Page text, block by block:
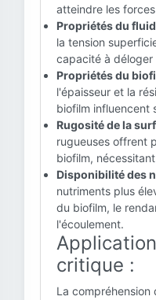
atteindre les
Propriétés du
la tension
capacité à déloger
Propriétés du
l'épaisseur et la
biofilm influencent
Rugosité de la
rugueuses offrent
biofilm,
Disponibilité des
nutriments plus
du biofilm, le
l'écoulement.
critique :
La